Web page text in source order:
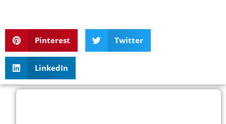
Pinterest Twitter
LinkedIn